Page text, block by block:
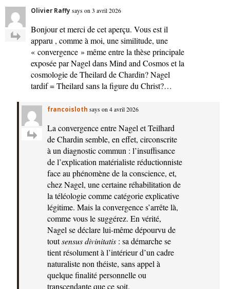
Olivier Raffy says on 3 avril 2026
Bonjour et merci de cet aperçu. Vous est il
apparu , comme à moi, une similitude, une
« convergence » même entre la thèse principale
exposée par Nagel dans Mind and Cosmos et la
cosmologie de Theilard de Chardin? Nagel
tardif = Theilard sans la figure du Christ?…
francoisloth says on 4 avril 2026
La convergence entre Nagel et Teilhard
de Chardin semble, en effet, circonscrite
à un diagnostic commun : l’insuffisance
de l’explication matérialiste réductionniste
face au phénomène de la conscience, et,
chez Nagel, une certaine réhabilitation de
la téléologie comme catégorie explicative
légitime. Mais la convergence s’arrête là,
comme vous le suggérez. En vérité,
Nagel se déclare lui-même dépourvu de
toutsensus divinitatis: sa démarche se
tient résolument à l’intérieur d’un cadre
naturaliste non théiste, sans appel à
quelque finalité personnelle ou
transcendante que ce soit.